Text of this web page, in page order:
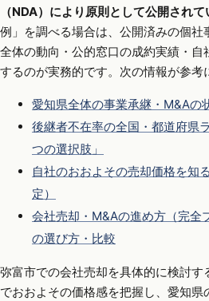
（NDA）により原則として公開されて
例」を調べる場合は、公開済みの個
全体の動向・公的窓口の成約実績・
するのが実務的です。次の情報が参考
愛知県全体の事業承継・M&Aの
後継者不在率の全国・都道府県
つの選択肢」
自社のおおよその売却価格を知
定）
会社売却・M&Aの進め方（完全
の選び方・比較
弥富市での会社売却を具体的に検討す
でおおよその価格感を把握し、愛知